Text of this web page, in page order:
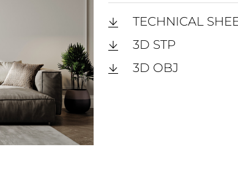
TECHNICAL
3D STP
3D OBJ